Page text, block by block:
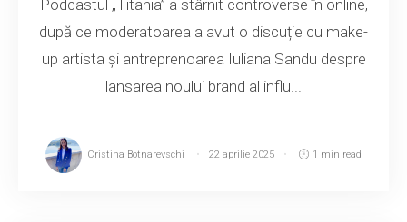
Podcastul „Titania” a stârnit controverse în online,
după ce moderatoarea a avut o discuție cu make-
up artista și antreprenoarea Iuliana Sandu despre
lansarea noului brand al influ...
Cristina Botnarevschi 22 aprilie 2025 1 min read